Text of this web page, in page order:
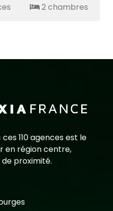
2 chambres
110 agences est le
en région centre,
proximité.